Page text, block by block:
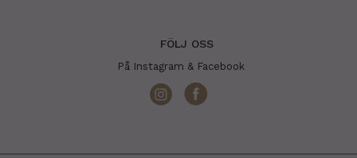
FÖLJ OSS
På Instagram & Facebook